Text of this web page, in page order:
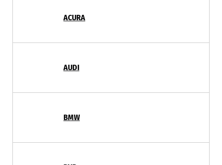
ACURA
AUDI
BMW